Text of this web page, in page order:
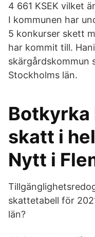
4 661 KSEK vilket
I kommunen har
5 konkurser skett
har kommit till.
skärgårdskommun
Stockholms län.
Botkyrka
skatt i
Nytt i
skattetabell för
län?